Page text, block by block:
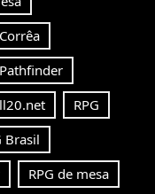
Pathfinder
RPG
Brasil
RPG de mesa